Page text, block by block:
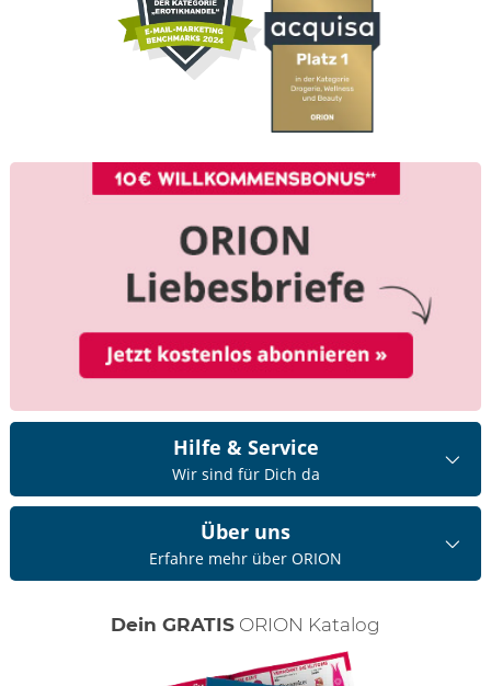
Hilfe & Service
Wir sind für Dich da
Über uns
Erfahre mehr über ORION
Dein GRATIS ORION Katalog